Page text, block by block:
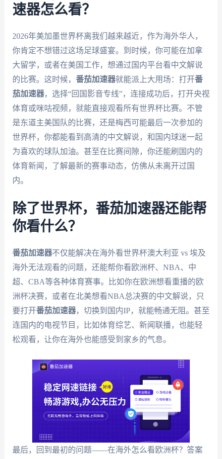
速器怎么看？
2026年美加墨世界杯离我们越来越近，作为海外华人，
你肯定不想错过这场足球盛宴。到时候，你可能在加拿
大留学，或者在美国工作，想通过国内平台看中文解说
的比赛。这时候， 番茄加速器就能派上大用场：打开番
茄加速器，选择“回国影音专线”，连接成功后，打开央视
体育或咪咕视频，就能直接观看所有世界杯比赛。不管
是东道主美国队的比赛，还是梅西可能最后一次参加的
世界杯，你都能看到高清的中文解说，和国内球迷一起
为喜欢的球队加油。甚至在比赛间隙，你还能刷国内的
体育新闻，了解最新的赛事动态，仿佛从未离开过国
内。
除了世界杯，番茄加速器还能帮
你看什么？
番茄加速器不仅能解决在海外看世界杯澳大利亚 vs 埃及
海外无法观看的问题，还能帮你看欧洲杯、NBA、中
超、CBA等各种体育赛事。比如你在欧洲想看重播的欧
洲杯决赛，或者在北美想看NBA总决赛的中文解说，只
要打开番茄加速器，切换到国内IP，就能畅通无阻。甚至
连国内的电视节目，比如体育综艺、新闻联播，也能轻
松观看，让你在海外也能感受到家乡的气息。
最后，回到最初的问题——在海外怎么看欧洲杯？答案